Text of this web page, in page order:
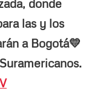
donde
las y los
a Bogotá💛